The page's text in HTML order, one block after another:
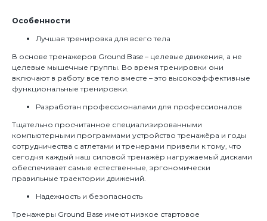
Особенности
Лучшая тренировка для всего тела
В основе тренажеров Ground Base – целевые движения, а не
целевые мышечные группы. Во время тренировки они
включают в работу все тело вместе – это высокоэффективные
функциональные тренировки.
Разработан профессионалами для профессионалов
Тщательно просчитанное специализированными
компьютерными программами устройство тренажёра и годы
сотрудничества с атлетами и тренерами привели к тому, что
сегодня каждый наш силовой тренажёр нагружаемый дисками
обеспечивает самые естественные, эргономически
правильные траектории движений.
Надежность и безопасность
Тренажеры Ground Base имеют низкое стартовое